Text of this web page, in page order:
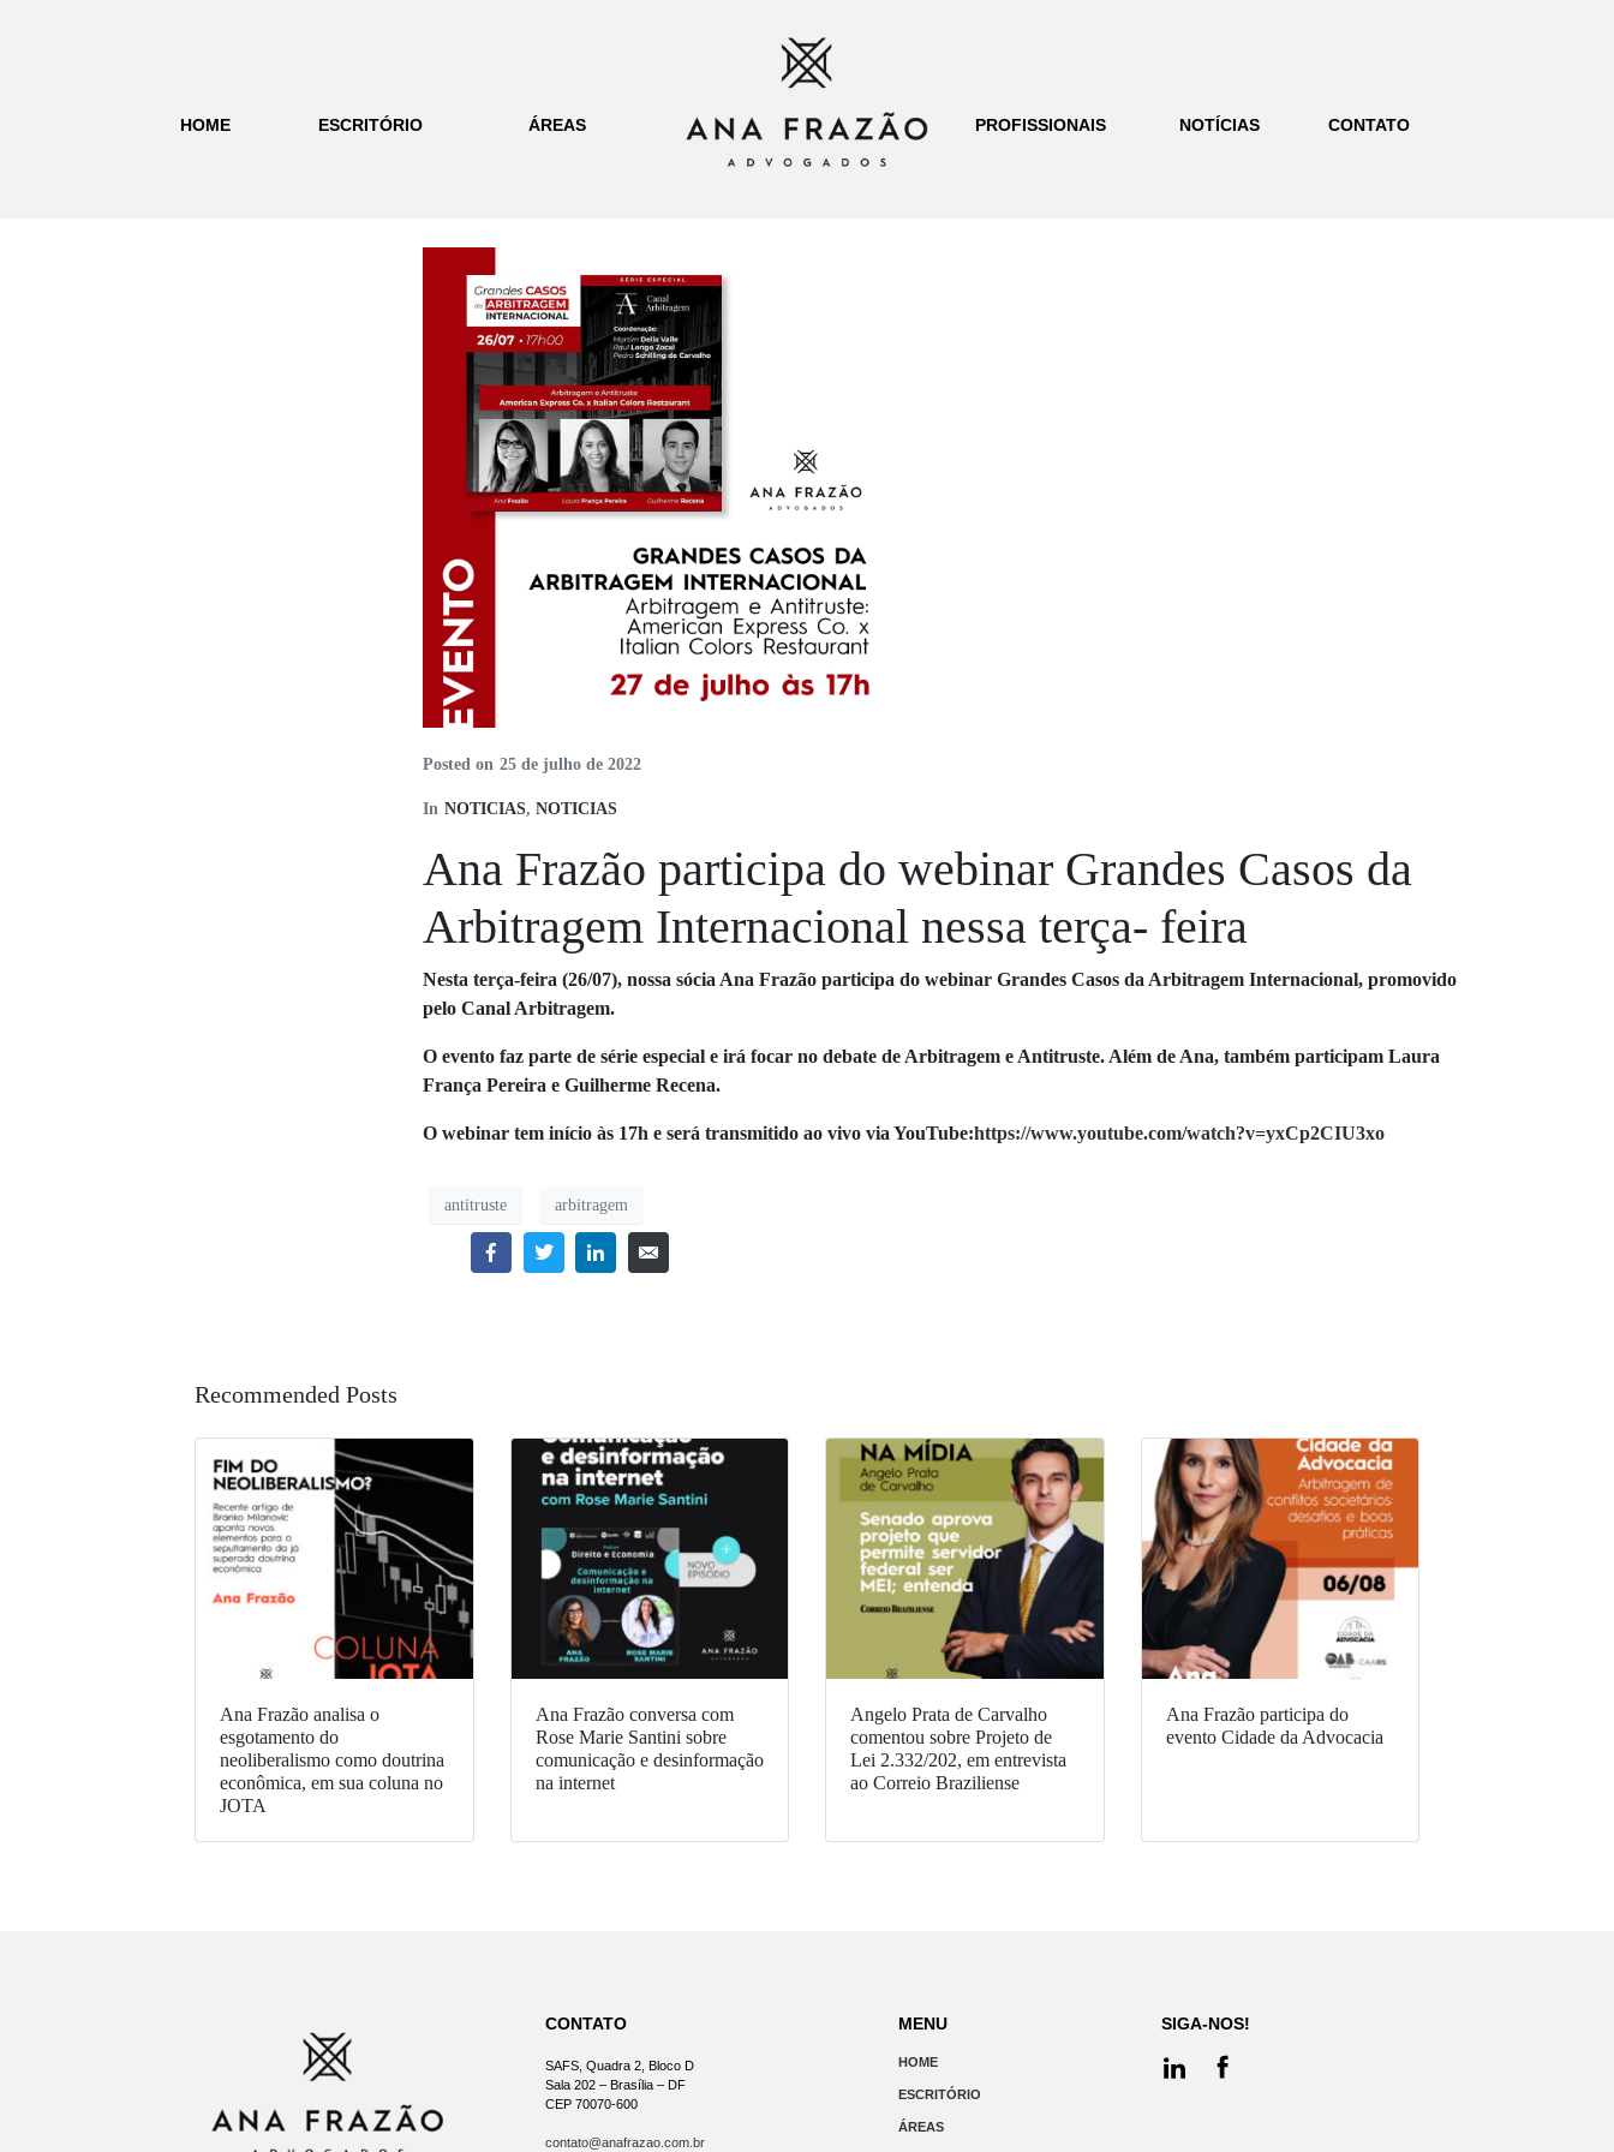
HOME ESCRITÓRIO ÁREAS PROFISSIONAIS NOTÍCIAS CONTATO
Posted on 25 de julho de 2022
In NOTICIAS, NOTICIAS
Ana Frazão participa do webinar Grandes Casos da
Arbitragem Internacional nessa terça- feira
Nesta terça-feira (26/07), nossa sócia Ana Frazão participa do webinar Grandes Casos da Arbitragem Internacional, promovido
pelo Canal Arbitragem.
O evento faz parte de série especial e irá focar no debate de Arbitragem e Antitruste. Além de Ana, também participam Laura
França Pereira e Guilherme Recena.
O webinar tem início às 17h e será transmitido ao vivo via YouTube:https://www.youtube.com/watch?v=yxCp2CIU3xo
antitruste arbitragem
Recommended Posts
Ana Frazão analisa o
esgotamento do
neoliberalismo como doutrina
econômica, em sua coluna no
JOTA
Ana Frazão conversa com
Rose Marie Santini sobre
comunicação e desinformação
na internet
Angelo Prata de Carvalho
comentou sobre Projeto de
Lei 2.332/202, em entrevista
ao Correio Braziliense
Ana Frazão participa do
evento Cidade da Advocacia
CONTATO
SAFS, Quadra 2, Bloco D
Sala 202 – Brasília – DF
CEP 70070-600
contato@anafrazao.com.br
MENU
HOME
ESCRITÓRIO
ÁREAS
SIGA-NOS!